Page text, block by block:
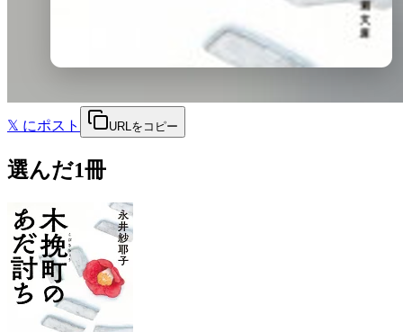
𝕏 にポスト URLをコピー
選んだ1冊